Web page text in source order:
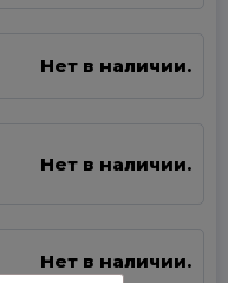
Нет в наличии.
Нет в наличии.
Нет в наличии.